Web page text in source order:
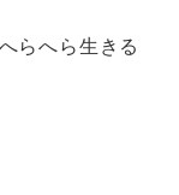
らへら生きる